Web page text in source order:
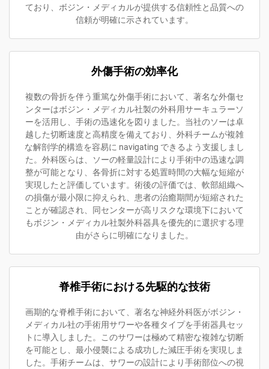
ており、ボジン・メディカルが提供する信頼性と品質への
信頼が明確に示されています。
外傷手術の効率化
複数の骨折を伴う重篤な外傷手術において、著名な外傷セ
ンターはボジン・メディカル社製の外科用サーキュラーソ
ーを活用し、手術の迅速化を図りました。当社のソーは卓
越した切断速度と高精度を備えており、外科チームが複雑
な解剖学的構造を容易に navigating できるよう支援しまし
た。外科医らは、ソーの軽量設計により手術中の迅速な調
整が可能となり、各骨折に対する処置時間の大幅な短縮が
実現したと評価しています。術後の評価では、軟部組織へ
の損傷が最小限に抑えられ、患者の治癒期間が短縮された
ことが確認され、同センターが高リスクな環境下において
もボジン・メディカル社製外科器具を優先的に選択する理
由がさらに明確になりました。
脊椎手術における先駆的な技術
画期的な脊椎手術において、著名な神経外科医がボジン・
メディカル社の手術用サワーや各種タイプを手術器具セッ
トに導入しました。このサワーは極めて精密な複雑な切断
を可能とし、最小侵襲による成功した減圧手術を実現しま
した。手術チームは、サワーの設計により手術部位への視